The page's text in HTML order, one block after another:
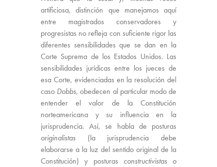
artificiosa, distinción que manejamos aquí
entre magistrados conservadores y
progresistas no refleja con suficiente rigor las
diferentes sensibilidades que se dan en la
Corte Suprema de los Estados Unidos. Las
sensibilidades jurídicas entre los jueces de
esa Corte, evidenciadas en la resolución del
caso Dobbs, obedecen al particular modo de
entender el valor de la Constitución
norteamericana y su influencia en la
jurisprudencia. Así, se habla de posturas
originalistas (la jurisprudencia debe
elaborarse a la luz del sentido original de la
Constitución) y posturas constructivistas o